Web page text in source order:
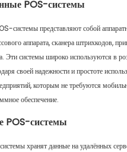
POS-системы
системы представляют собой
аппарата, сканера штрихкодов,
Эти системы широко используются в
своей надежности и простоте
которым не требуются
обеспечение.
POS-системы
хранят данные на удалённых